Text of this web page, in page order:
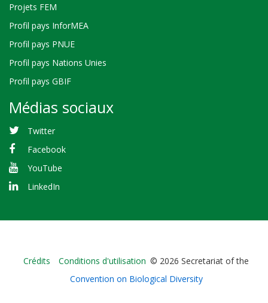
Projets FEM
Profil pays InforMEA
Profil pays PNUE
Profil pays Nations Unies
Profil pays GBIF
Médias sociaux
Twitter
Facebook
YouTube
LinkedIn
Bioland
-
Crédits Conditions d'utilisation © 2026 Secretariat of the
Convention on Biological Diversity